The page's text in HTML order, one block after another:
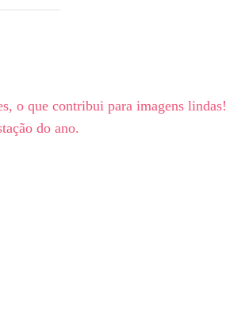
o que contribui para imagens lindas!
do ano.